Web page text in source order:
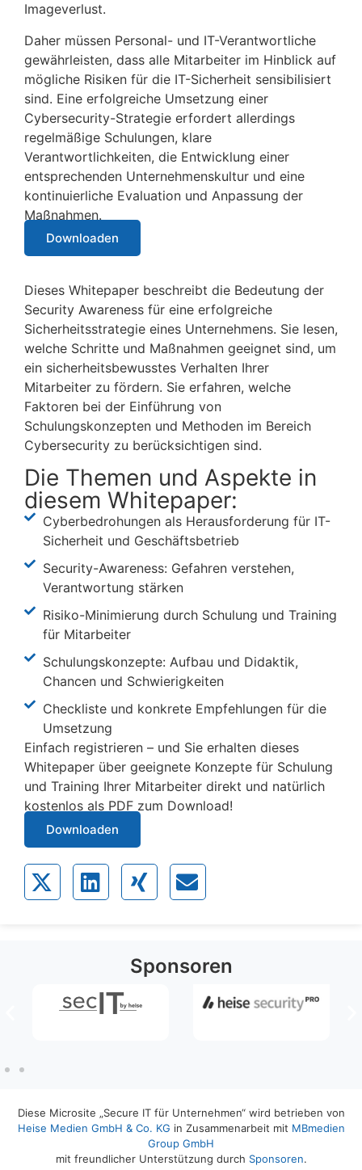
Imageverlust.
Daher müssen Personal- und IT-Verantwortliche
gewährleisten, dass alle Mitarbeiter im Hinblick auf
mögliche Risiken für die IT-Sicherheit sensibilisiert
sind. Eine erfolgreiche Umsetzung einer
Cybersecurity-Strategie erfordert allerdings
regelmäßige Schulungen, klare
Verantwortlichkeiten, die Entwicklung einer
entsprechenden Unternehmenskultur und eine
kontinuierliche Evaluation und Anpassung der
Maßnahmen.
Downloaden
Dieses Whitepaper beschreibt die Bedeutung der
Security Awareness für eine erfolgreiche
Sicherheitsstrategie eines Unternehmens. Sie lesen,
welche Schritte und Maßnahmen geeignet sind, um
ein sicherheitsbewusstes Verhalten Ihrer
Mitarbeiter zu fördern. Sie erfahren, welche
Faktoren bei der Einführung von
Schulungskonzepten und Methoden im Bereich
Cybersecurity zu berücksichtigen sind.
Die Themen und Aspekte in
diesem Whitepaper:
Cyberbedrohungen als Herausforderung für IT-
Sicherheit und Geschäftsbetrieb
Security-Awareness: Gefahren verstehen,
Verantwortung stärken
Risiko-Minimierung durch Schulung und Training
für Mitarbeiter
Schulungskonzepte: Aufbau und Didaktik,
Chancen und Schwierigkeiten
Checkliste und konkrete Empfehlungen für die
Umsetzung
Einfach registrieren – und Sie erhalten dieses
Whitepaper über geeignete Konzepte für Schulung
und Training Ihrer Mitarbeiter direkt und natürlich
kostenlos als PDF zum Download!
Downloaden
Sponsoren
Diese Microsite „Secure IT für Unternehmen“ wird betrieben von
Heise Medien GmbH & Co. KG in Zusammenarbeit mit MBmedien
Group GmbH
mit freundlicher Unterstützung durch Sponsoren.